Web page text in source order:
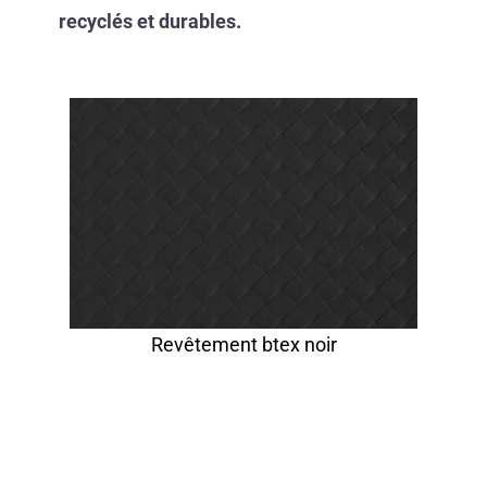
recyclés et durables.
Revêtement btex noir